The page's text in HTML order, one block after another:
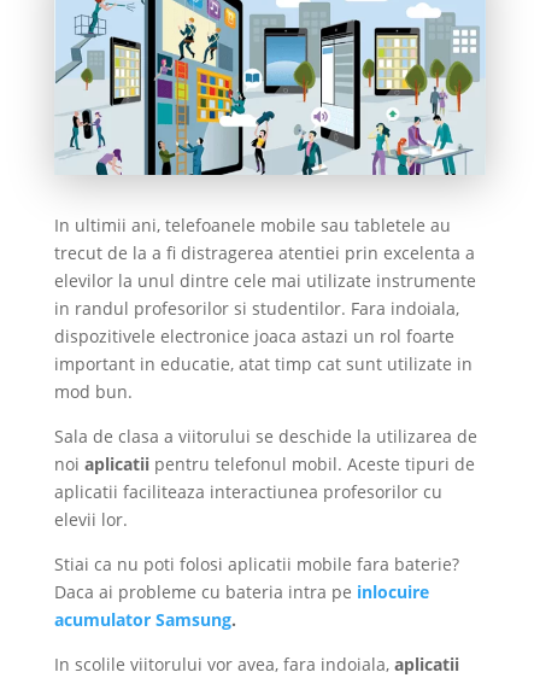
In ultimii ani, telefoanele mobile sau tabletele au
trecut de la a fi distragerea atentiei prin excelenta a
elevilor la unul dintre cele mai utilizate instrumente
in randul profesorilor si studentilor. Fara indoiala,
dispozitivele electronice joaca astazi un rol foarte
important in educatie, atat timp cat sunt utilizate in
mod bun.
Sala de clasa a viitorului se deschide la utilizarea de
noi aplicatiipentru telefonul mobil. Aceste tipuri de
aplicatii faciliteaza interactiunea profesorilor cu
elevii lor.
Stiai ca nu poti folosi aplicatii mobile fara baterie?
Daca ai probleme cu bateria intra pe inlocuire
acumulator Samsung.
In scolile viitorului vor avea, fara indoiala, aplicatii